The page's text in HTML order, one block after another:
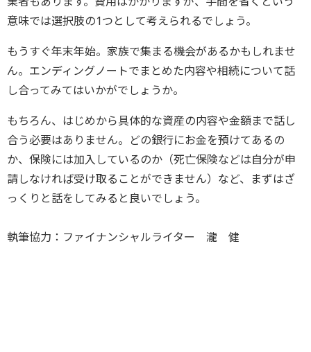
意味では選択肢の1つとして考えられるでしょう。
もうすぐ年末年始。家族で集まる機会があるかもしれませ
ん。エンディングノートでまとめた内容や相続について話
し合ってみてはいかがでしょうか。
もちろん、はじめから具体的な資産の内容や金額まで話し
合う必要はありません。どの銀行にお金を預けてあるの
か、保険には加入しているのか（死亡保険などは自分が申
請しなければ受け取ることができません）など、まずはざ
っくりと話をしてみると良いでしょう。
執筆協力：ファイナンシャルライター 瀧 健